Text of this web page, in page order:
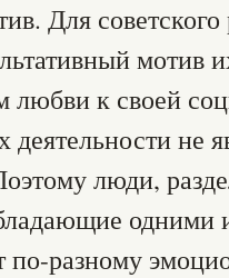
Для
мотив
любви к своей
деятельности не
люди,
по-разному